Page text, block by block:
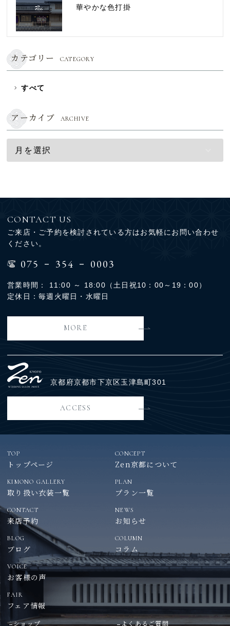
華やかな色打掛
カテゴリー CATEGORY
すべて
アーカイブ ARCHIVE
CONTACT US
ご来店・ご予約を検討されている方はお気軽にお問い合わせ
ください。
075 - 354 - 0003
営業時間： 11:00 ～ 18:00（土日祝10：00～19：00）
定休日：毎週火曜日・水曜日
MORE
京都府京都市下京区玉津島町301
ACCESS
TOP
トップページ
CONCEPT
Zen京都について
KIMONO GALLERY
取り扱い衣装一覧
PLAN
プラン一覧
CONTACT
来店予約
NEWS
お知らせ
BLOG
ブログ
COLUMN
コラム
VOICE
お客様の声
FAIR
フェア情報
ショップ よくあるご質問